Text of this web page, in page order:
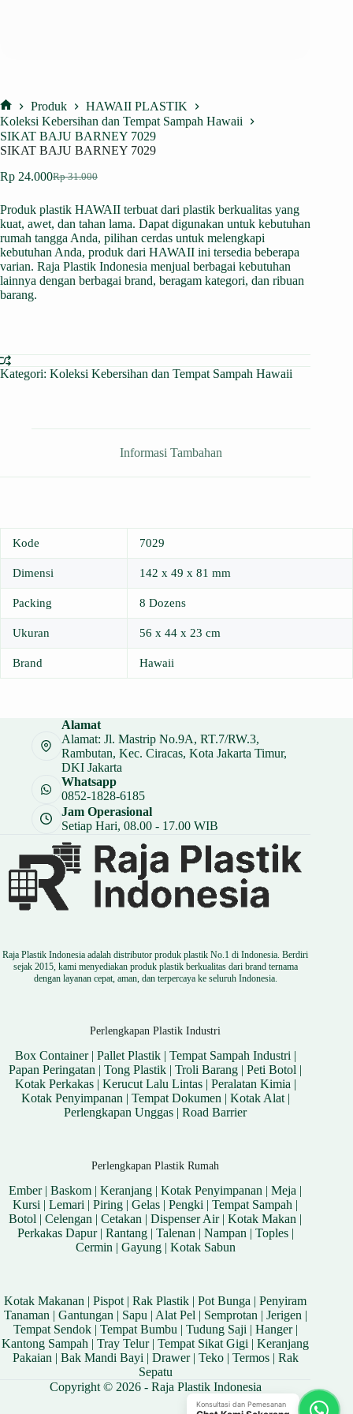
Home
Produk
HAWAII PLASTIK
Koleksi Kebersihan dan Tempat Sampah Hawaii
SIKAT BAJU BARNEY 7029
SIKAT BAJU BARNEY 7029
Rp31.000
Harga
adalah:
Rp 31.000.
Rp 24.000Harga
ini
adalah:
Rp 24.000.
Produk plastik HAWAII terbuat dari plastik berkualitas yang
kuat, awet, dan tahan lama. Dapat digunakan untuk kebutuhan
rumah tangga Anda, pilihan cerdas untuk melengkapi
kebutuhan Anda, produk dari HAWAII ini tersedia beberapa
varian. Raja Plastik Indonesia menjual berbagai kebutuhan
lainnya dengan berbagai brand, beragam kategori, dan ribuan
barang.
Kategori: Koleksi Kebersihan dan Tempat Sampah Hawaii
Informasi Tambahan
Kode 7029
Dimensi 142 x 49 x 81 mm
Packing 8 Dozens
Ukuran 56 x 44 x 23 cm
Brand Hawaii
Alamat
Alamat: Jl. Mastrip No.9A, RT.7/RW.3,
Rambutan, Kec. Ciracas, Kota Jakarta Timur,
DKI Jakarta
Whatsapp
0852-1828-6185
Jam Operasional
Setiap Hari, 08.00 - 17.00 WIB
Raja Plastik Indonesia adalah distributor produk plastik No.1 di Indonesia. Berdiri
sejak 2015, kami menyediakan produk plastik berkualitas dari brand ternama
dengan layanan cepat, aman, dan terpercaya ke seluruh Indonesia.
Perlengkapan Plastik Industri
Box Container| Pallet Plastik| Tempat Sampah Industri |
Papan Peringatan |Tong Plastik |Troli Barang |Peti Botol |
Kotak Perkakas| Kerucut Lalu Lintas| Peralatan Kimia |
Kotak Penyimpanan | Tempat Dokumen | Kotak Alat|
Perlengkapan Unggas |Road Barrier
Perlengkapan Plastik Rumah
Ember|Baskom |Keranjang |Kotak Penyimpanan |Meja |
Kursi |Lemari |Piring |Gelas |Pengki |Tempat Sampah |
Botol |Celengan |Cetakan |Dispenser Air|Kotak Makan |
Perkakas Dapur| Rantang| Talenan | Nampan | Toples|
Cermin | Gayung| Kotak Sabun
Kotak Makanan |Pispot |Rak Plastik |Pot Bunga |Penyiram
Tanaman | Gantungan | Sapu | Alat Pel | Semprotan | Jerigen |
Tempat Sendok| Tempat Bumbu | Tudung Saji | Hanger|
Kantong Sampah |Tray Telur|Tempat Sikat Gigi |Keranjang
Pakaian | Bak Mandi Bayi | Drawer| Teko| Termos| Rak
Sepatu
Copyright © 2026 - Raja Plastik Indonesia
Konsultasi dan Pemesanan